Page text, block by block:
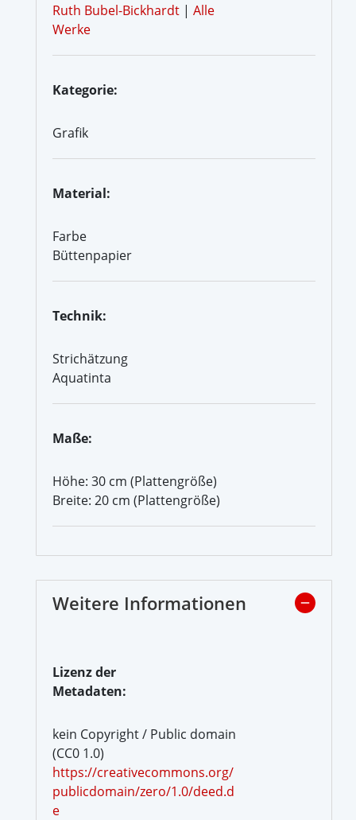
Ruth Bubel-Bickhardt | Alle
Werke
Kategorie:
Grafik
Material:
Farbe
Büttenpapier
Technik:
Strichätzung
Aquatinta
Maße:
Höhe: 30 cm (Plattengröße)
Breite: 20 cm (Plattengröße)
Weitere Informationen
Lizenz der
Metadaten:
kein Copyright / Public domain
(CC0 1.0)
https://creativecommons.org/
publicdomain/zero/1.0/deed.d
e